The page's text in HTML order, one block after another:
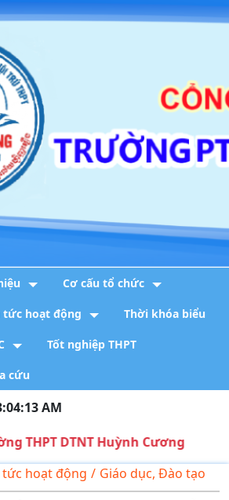
Cơ cấu tổ chức
tức hoạt động Thời khóa biểu
Tốt nghiệp THPT
cứu
AM
Huỳnh Cương
tức hoạt động / Giáo dục, Đào tạo